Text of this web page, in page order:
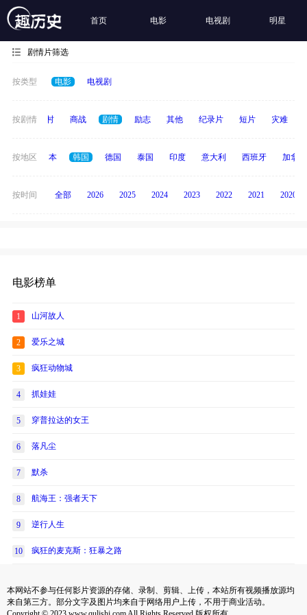
首页 电影 电视剧 明星
剧情片筛选
按类型 电影 电视剧
按剧情
历史 乡村 商战 剧情 励志 其他 纪录片 短片 灾难
按地区
英国 日本 韩国 德国 泰国 印度 意大利 西班牙 加拿大
按时间 全部 2026 2025 2024 2023 2022 2021 2020
电影榜单
1 山河故人
2 爱乐之城
3 疯狂动物城
4 抓娃娃
5 穿普拉达的女王
6 落凡尘
7 默杀
8 航海王：强者天下
9 逆行人生
10 疯狂的麦克斯：狂暴之路
本网站不参与任何影片资源的存储、录制、剪辑、上传，本站所有视频播放源均
来自第三方。部分文字及图片均来自于网络用户上传，不用于商业活动。